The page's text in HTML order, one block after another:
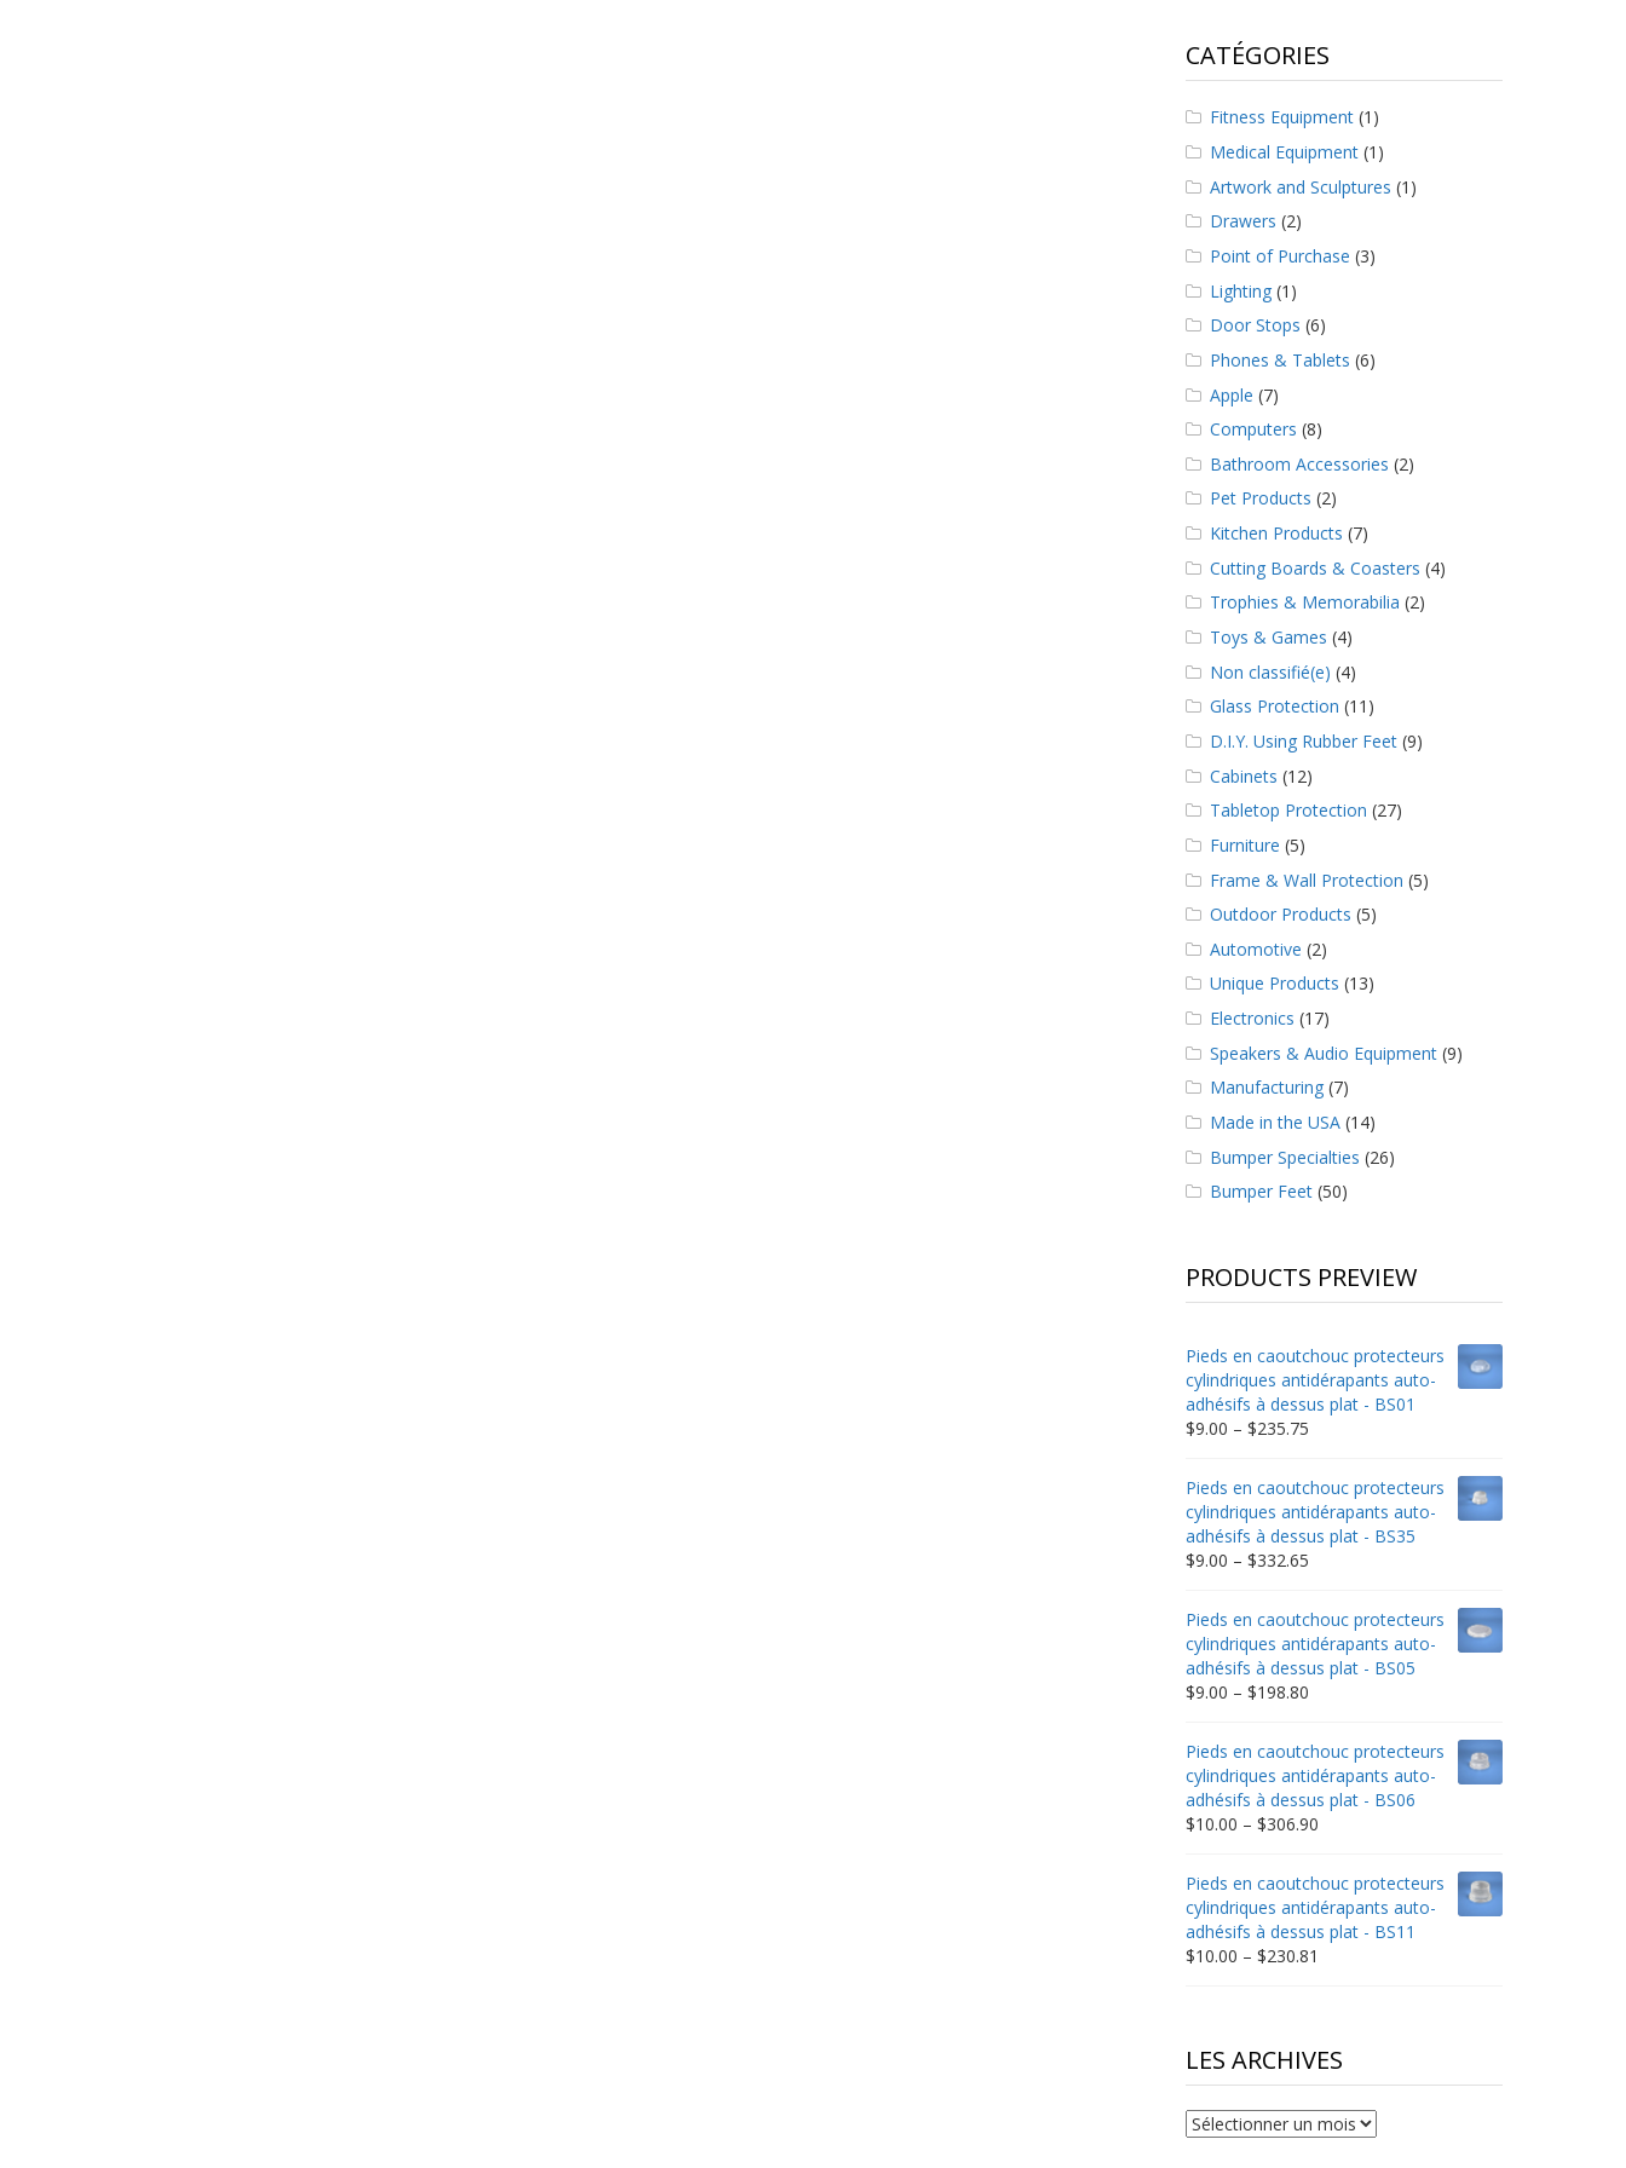
CATÉGORIES
Fitness Equipment(1)
Medical Equipment(1)
Artwork and Sculptures (1)
Drawers (2)
Point of Purchase (3)
Lighting(1)
Door Stops (6)
Phones & Tablets (6)
Apple (7)
Computers (8)
Bathroom Accessories (2)
Pet Products (2)
Kitchen Products (7)
Cutting Boards & Coasters (4)
Trophies & Memorabilia (2)
Toys & Games (4)
Non classifié(e) (4)
Glass Protection (11)
D.I.Y. Using Rubber Feet(9)
Cabinets (12)
Tabletop Protection (27)
Furniture (5)
Frame & Wall Protection (5)
Outdoor Products (5)
Automotive (2)
Unique Products (13)
Electronics (17)
Speakers & Audio Equipment(9)
Manufacturing(7)
Made in the USA(14)
Bumper Specialties (26)
Bumper Feet(50)
PRODUCTS PREVIEW
Pieds en caoutchouc protecteurs
cylindriques antidérapants auto-
adhésifs à dessus plat - BS01
$9.00 – $235.75Price
$9.00
through
$235.75
Pieds en caoutchouc protecteurs
cylindriques antidérapants auto-
adhésifs à dessus plat - BS35
$9.00 – $332.65Price
$9.00
through
$332.65
Pieds en caoutchouc protecteurs
cylindriques antidérapants auto-
adhésifs à dessus plat - BS05
$9.00 – $198.80Price
$9.00
through
$198.80
Pieds en caoutchouc protecteurs
cylindriques antidérapants auto-
adhésifs à dessus plat - BS06
$10.00 – $306.90Price
through
$306.90
Pieds en caoutchouc protecteurs
cylindriques antidérapants auto-
adhésifs à dessus plat - BS11
$10.00 – $230.81
$230.81
LES ARCHIVES
Les
archives